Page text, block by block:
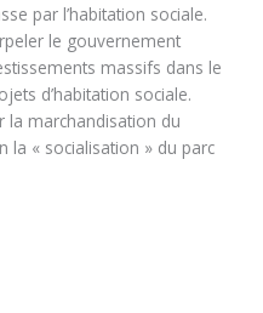
par l’habitation sociale.
le gouvernement
massifs dans le
d’habitation sociale.
la marchandisation du
la « socialisation » du parc